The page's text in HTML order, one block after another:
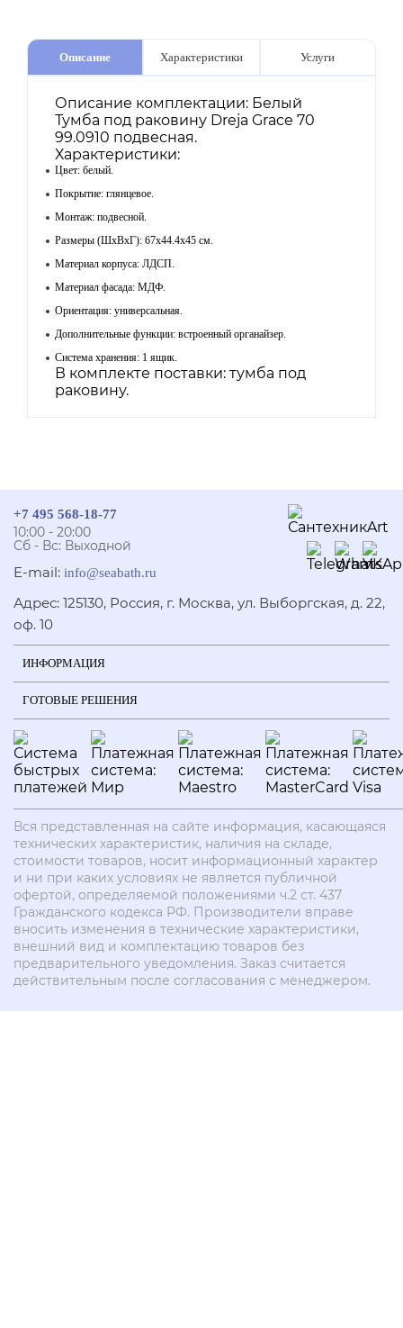
Описание Характеристики Услуги
Описание комплектации: Белый
Тумба под раковину Dreja Grace 70
99.0910 подвесная.
Характеристики:
Цвет: белый.
Покрытие: глянцевое.
Монтаж: подвесной.
Размеры (ШхВхГ): 67х44.4х45 см.
Материал корпуса: ЛДСП.
Материал фасада: МДФ.
Ориентация: универсальная.
Дополнительные функции: встроенный органайзер.
Система хранения: 1 ящик.
В комплекте поставки: тумба под
раковину.
ГОТОВЫЕ РЕШЕНИЯ
ИНФОРМАЦИЯ
+7 495 568-18-77
E-mail: info@seabath.ru
Адрес: 125130, Россия, г. Москва, ул. Выборгская, д. 22,
оф. 10
10:00 - 20:00
Сб - Вс: Выходной
Вся представленная на сайте информация, касающаяся
технических характеристик, наличия на складе,
стоимости товаров, носит информационный характер
и ни при каких условиях не является публичной
офертой, определяемой положениями ч.2 ст. 437
Гражданского кодекса РФ. Производители вправе
вносить изменения в технические характеристики,
внешний вид и комплектацию товаров без
предварительного уведомления. Заказ считается
действительным после согласования с менеджером.